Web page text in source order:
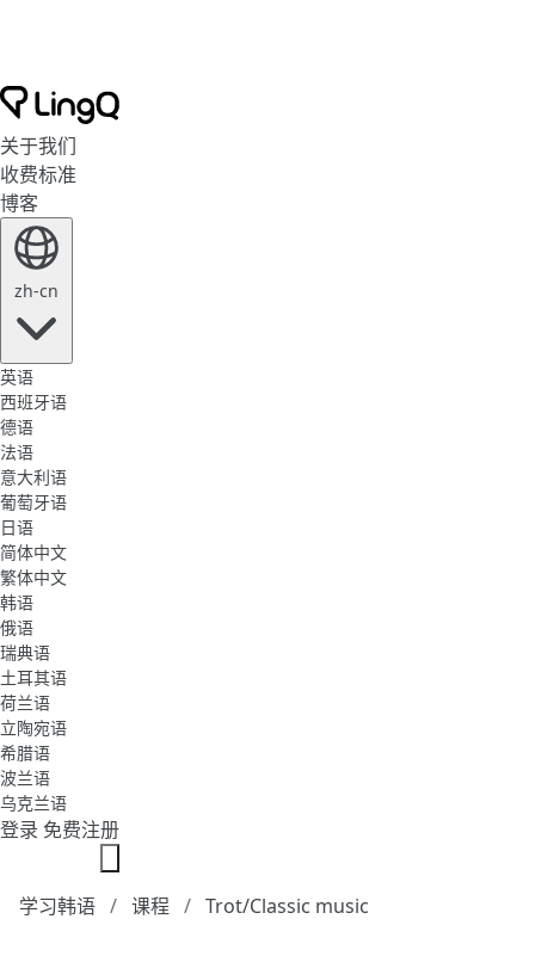
关于我们
收费标准
博客
zh-cn
英语
西班牙语
德语
法语
意大利语
葡萄牙语
日语
简体中文
繁体中文
韩语
俄语
瑞典语
土耳其语
荷兰语
立陶宛语
希腊语
波兰语
乌克兰语
登录 免费注册
学习韩语 课程 Trot/Classic music